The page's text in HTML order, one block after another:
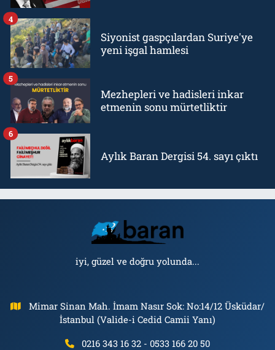
Siyonist gaspçılardan Suriye'ye
yeni işgal hamlesi
4
Mezhepleri ve hadisleri inkar
etmenin sonu mürtetliktir
5
Aylık Baran Dergisi 54. sayı çıktı
6
iyi, güzel ve doğru yolunda...
Mimar Sinan Mah. İmam Nasır Sok: No:14/12 Üsküdar/
İstanbul (Valide-i Cedid Camii Yanı)
0216 343 16 32 - 0533 166 20 50